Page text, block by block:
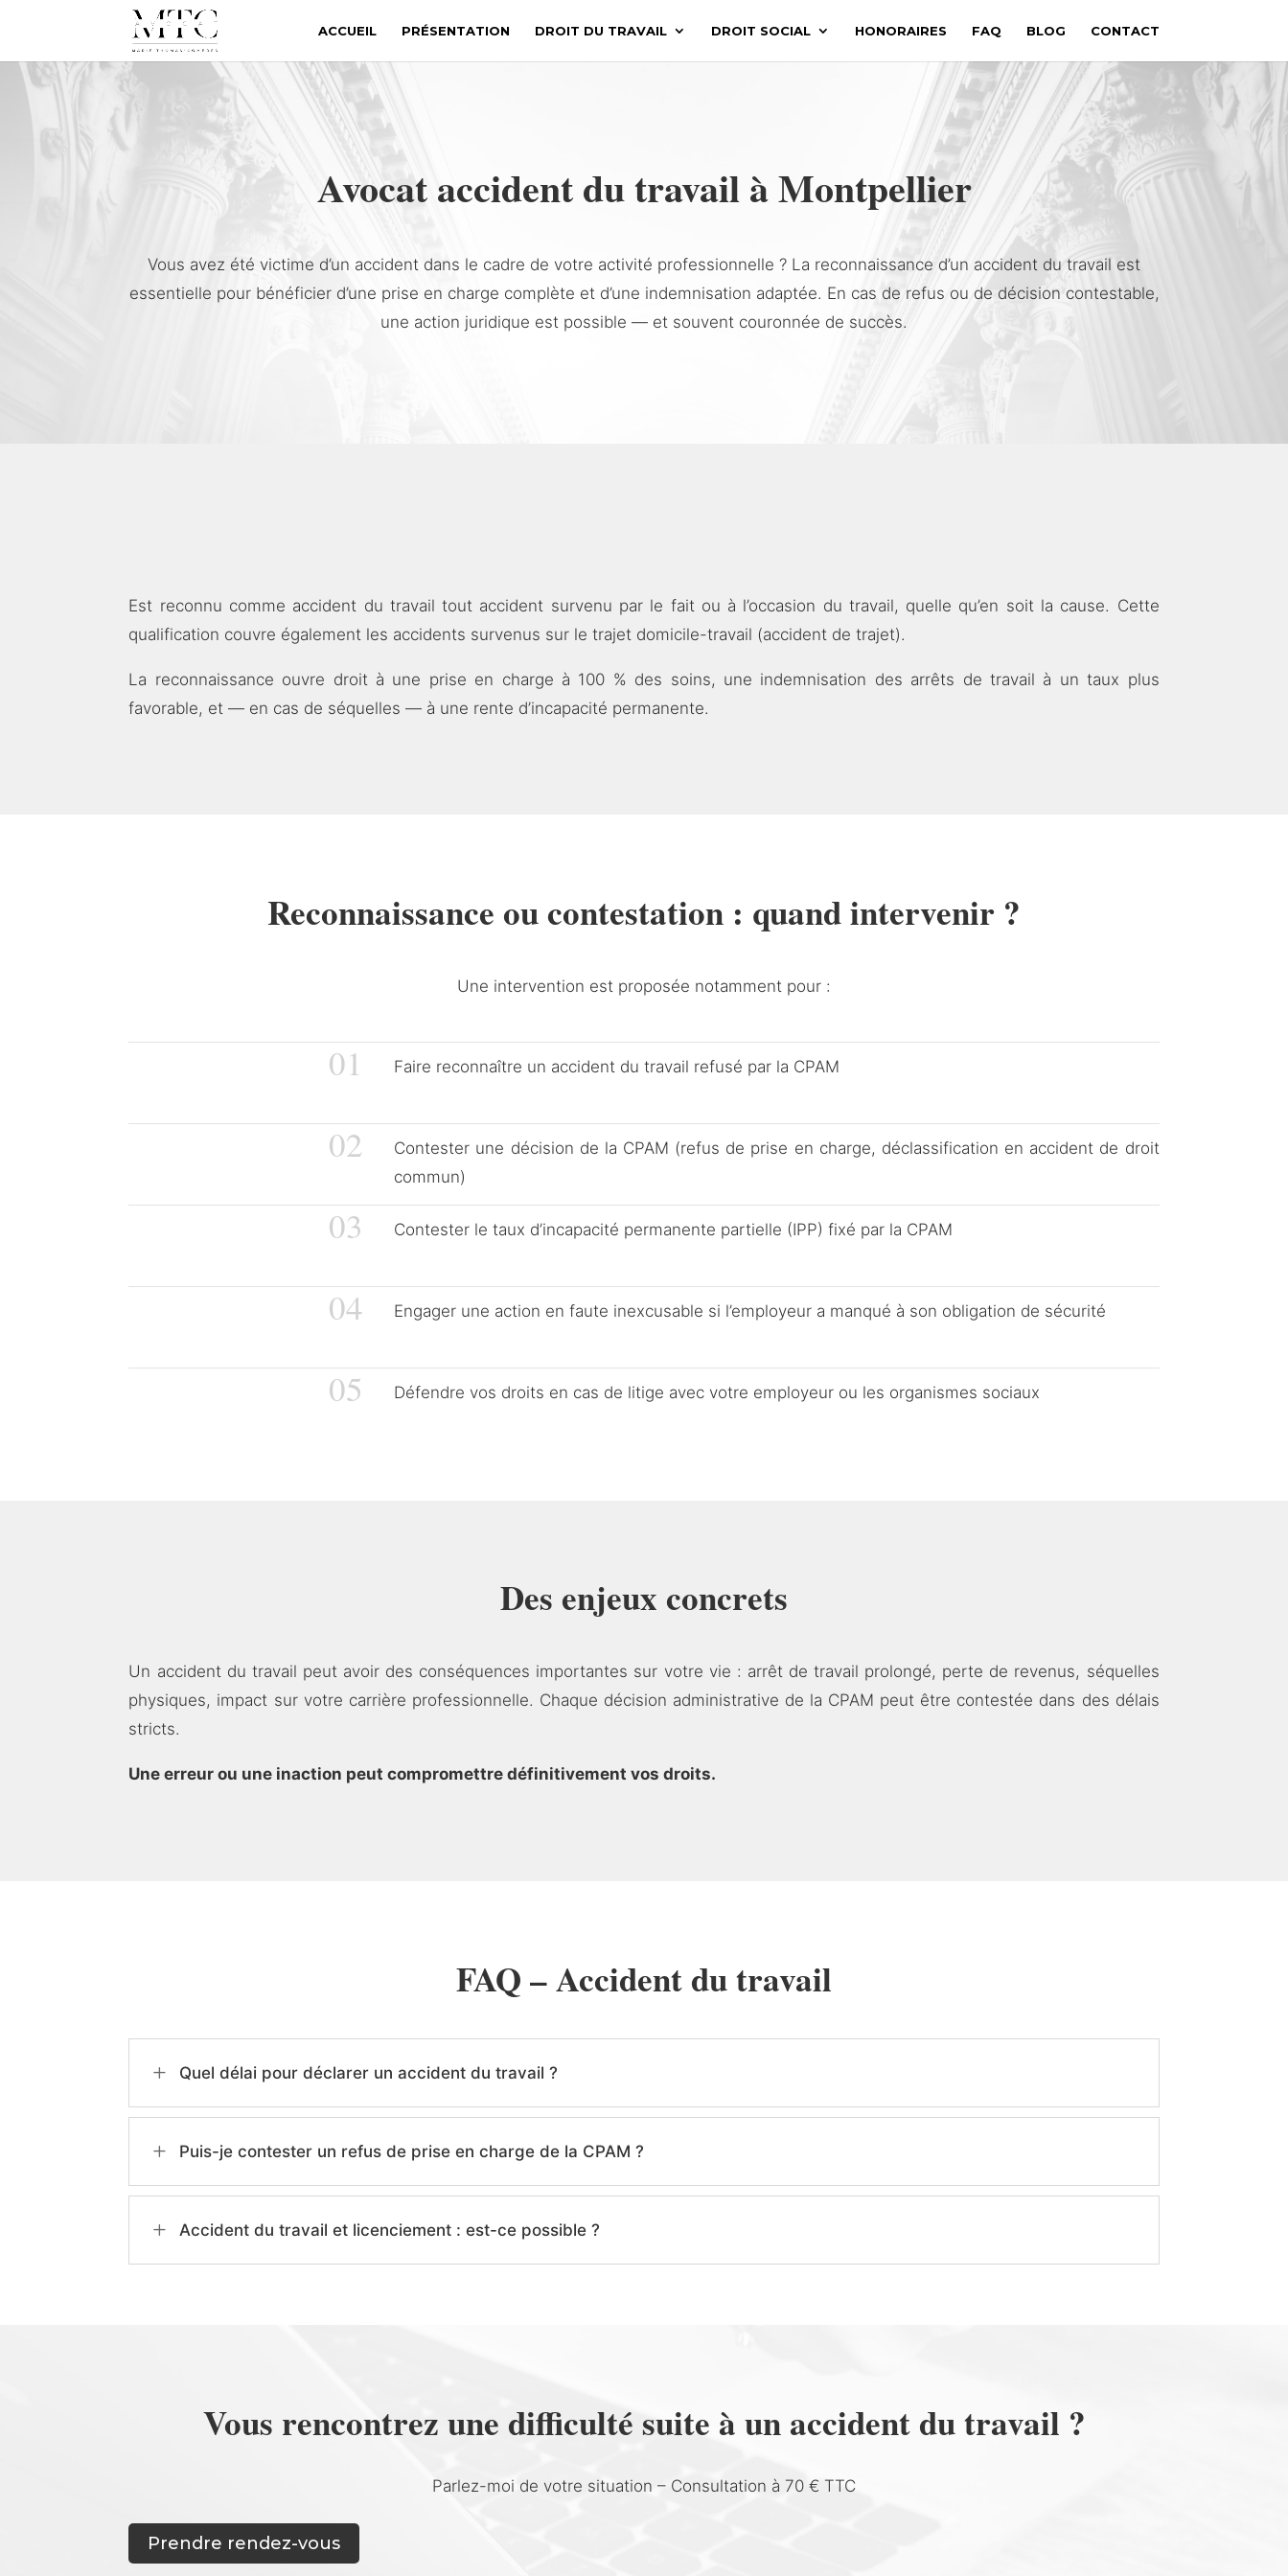
ACCUEIL PRÉSENTATION DROIT DU TRAVAIL DROIT SOCIAL HONORAIRES FAQ BLOG CONTACT
Avocat accident du travail à Montpellier
Vous avez été victime d’un accident dans le cadre de votre activité professionnelle ? La reconnaissance d’un accident du travail est
essentielle pour bénéficier d’une prise en charge complète et d’une indemnisation adaptée. En cas de refus ou de décision contestable,
une action juridique est possible — et souvent couronnée de succès.
Est reconnu comme accident du travail tout accident survenu par le fait ou à l’occasion du travail, quelle qu’en soit la cause. Cette
qualification couvre également les accidents survenus sur le trajet domicile-travail (accident de trajet).
La reconnaissance ouvre droit à une prise en charge à 100 % des soins, une indemnisation des arrêts de travail à un taux plus
favorable, et — en cas de séquelles — à une rente d’incapacité permanente.
Reconnaissance ou contestation : quand intervenir ?
Une intervention est proposée notamment pour :
01 Faire reconnaître un accident du travail refusé par la CPAM
02
Contester une décision de la CPAM (refus de prise en charge, déclassification en accident de droit
commun)
03 Contester le taux d’incapacité permanente partielle (IPP) fixé par la CPAM
04 Engager une action en faute inexcusable si l’employeur a manqué à son obligation de sécurité
05 Défendre vos droits en cas de litige avec votre employeur ou les organismes sociaux
Des enjeux concrets
Un accident du travail peut avoir des conséquences importantes sur votre vie : arrêt de travail prolongé, perte de revenus, séquelles
physiques, impact sur votre carrière professionnelle. Chaque décision administrative de la CPAM peut être contestée dans des délais
stricts.
Une erreur ou une inaction peut compromettre définitivement vos droits.
FAQ – Accident du travail
L Quel délai pour déclarer un accident du travail ?
L Puis-je contester un refus de prise en charge de la CPAM ?
L Accident du travail et licenciement : est-ce possible ?
Vous rencontrez une difficulté suite à un accident du travail ?
Parlez-moi de votre situation – Consultation à 70 € TTC
Prendre rendez-vous